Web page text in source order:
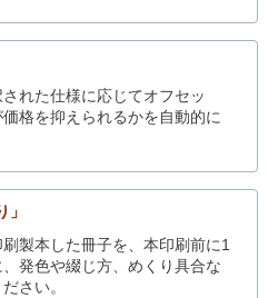
れた仕様に応じてオフセッ
格を抑えられるかを自動的に
」
製本した冊子を、本印刷前に1
発色や綴じ方、めくり具合な
さい。